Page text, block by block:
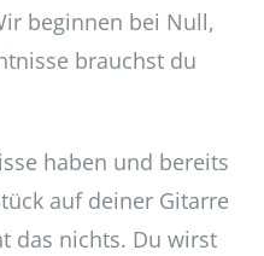
beginnen bei Null,
brauchst du
haben und bereits
auf deiner Gitarre
das nichts. Du wirst